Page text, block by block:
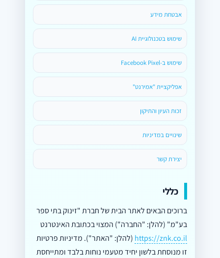
אבטחת מידע
שימוש בטכנולוגיית AI
שימוש ב-Facebook Pixel
אפליקציית "אמירנט"
זכות העיון והתיקון
שינויים במדיניות
יצירת קשר
כללי
ברוכים הבאים לאתר הבית של חברת "זינוק בתי ספר
בע"מ" (להלן: "החברה") המצוי בכתובת האינטרנט
https://znk.co.il (להלן: "האתר"). מדיניות פרטיות
זו מנוסחת בלשון יחיד מטעמי נוחות בלבד ומתייחסת